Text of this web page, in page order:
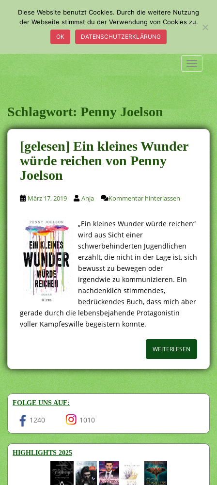
o
m
a
i
n
c
o
n
t
e
n
t
Schlagwort:Penny Joelson
[gelesen] Ein kleines Wunder
würde reichen von Penny
Joelson
März 17, 2019 Anja Kommentar hinterlassen
„Ein kleines Wunder würde reichen“
wird aus Sicht einer
schwerbehinderten Jugendlichen
erzählt, die nicht in der Lage ist, sich
bewusst zu bewegen oder
irgendwie zu kommunizieren. Ein
nachdenklich stimmendes,
bedrückendes Buch, dass mich aber
gerade durch die lebensbejahende Protagonistin
voller Kampfeswille begeistern konnte.
WEITERLESEN
FOLGE UNS AUF:
1240 1010
HIGHLIGHTS 2025
Diese Website benutzt Cookies. Durch die weitere Nutzung
der Webseite stimmst du der Verwendung von Cookies zu.
OK DATENSCHUTZERKLÄRUNG